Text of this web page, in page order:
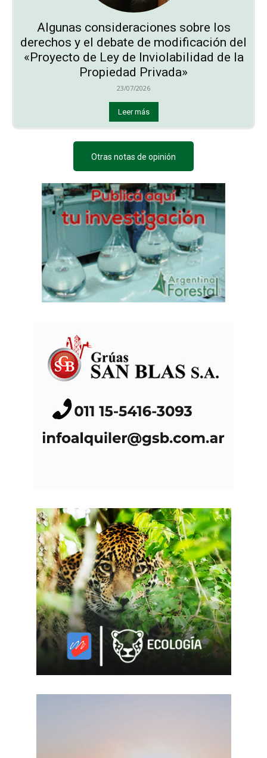
Algunas consideraciones sobre los
derechos y el debate de modificación del
«Proyecto de Ley de Inviolabilidad de la
Propiedad Privada»
23/07/2026
Leer más
Otras notas de opinión